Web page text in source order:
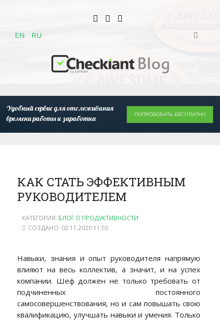
EN RU
Удобный сервис для отслеживания
времени работы и заработка
ПОПРОБОВАТЬ БЕСПЛАТНО
КАК СТАТЬ ЭФФЕКТИВНЫМ
РУКОВОДИТЕЛЕМ
КАТЕГОРИЯ: БЛОГ О ПРОДУКТИВНОСТИ
СОЗДАНО: 02.11.2020 11:55
Навыки, знания и опыт руководителя напрямую
влияют на весь коллектив, а значит, и на успех
компании. Шеф должен не только требовать от
подчиненных постоянного
самосовершенствования, но и сам повышать свою
квалификацию, улучшать навыки и умения. Только